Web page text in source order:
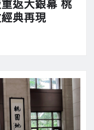
返大銀幕 桃
典再現